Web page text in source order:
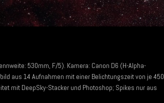
530mm, F/5). Kamera: Canon D6 (H-Alpha-
aus 14 Aufnahmen mit einer Belichtungszeit von je 450
mit DeepSky-Stacker und Photoshop; Spikes nur aus